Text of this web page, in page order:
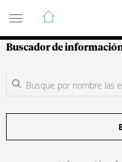
Guía de
Buscador de